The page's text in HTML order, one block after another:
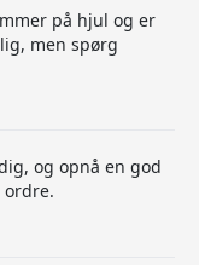
på hjul og er
men spørg
og opnå en god